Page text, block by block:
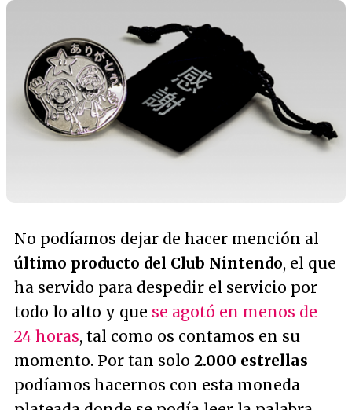
No podíamos dejar de hacer mención al
último producto del Club Nintendo, el que
ha servido para despedir el servicio por
todo lo alto y que se agotó en menos de
24 horas, tal como os contamos en su
momento. Por tan solo 2.000 estrellas
podíamos hacernos con esta moneda